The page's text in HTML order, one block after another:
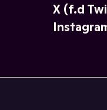
X (f.d